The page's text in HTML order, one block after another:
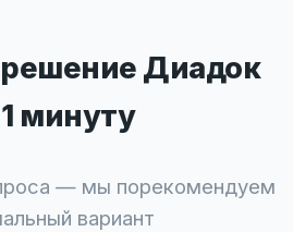
Диадок
минуту
— мы порекомендуем
вариант